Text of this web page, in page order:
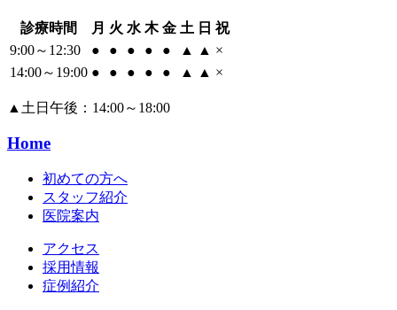
診療時間 月 火 水 木 金 土 日 祝
9:00～12:30
● ● ● ● ● ▲ ▲ ×
14:00～19:00 ● ● ● ● ● ▲ ▲ ×
▲ 土日午後：14:00～18:00
Home
初めての方へ
スタッフ紹介
医院案内
アクセス
採用情報
症例紹介